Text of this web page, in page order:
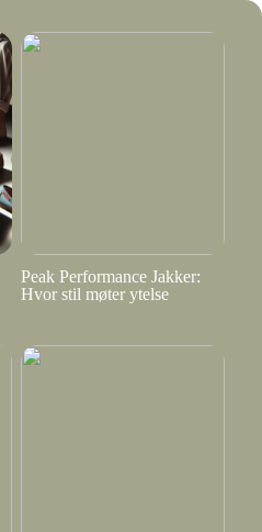
Peak Performance Jakker:
Hvor stil møter ytelse